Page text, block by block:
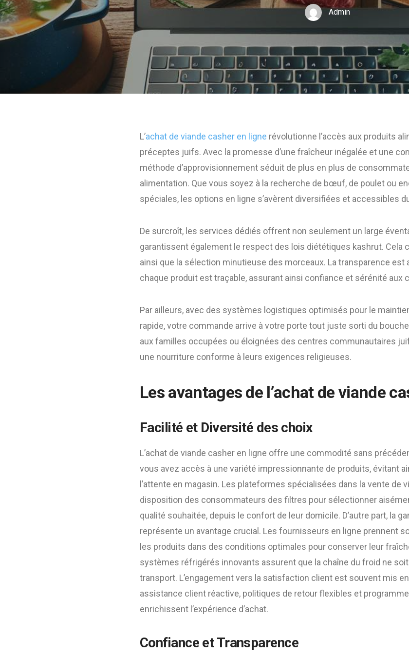
Admin
L’achat de viande casher en ligne révolutionne l’accès aux produits
préceptes juifs. Avec la promesse d’une fraîcheur inégalée et une
méthode d’approvisionnement séduit de plus en plus de
alimentation. Que vous soyez à la recherche de bœuf, de poulet ou
spéciales, les options en ligne s’avèrent diversifiées et accessibles
De surcroît, les services dédiés offrent non seulement un large
garantissent également le respect des lois diététiques kashrut. Cela
ainsi que la sélection minutieuse des morceaux. La transparence
chaque produit est traçable, assurant ainsi confiance et sérénité aux
Par ailleurs, avec des systèmes logistiques optimisés pour le
rapide, votre commande arrive à votre porte tout juste sorti du
aux familles occupées ou éloignées des centres communautaires
une nourriture conforme à leurs exigences religieuses.
Les avantages de l’achat de viande
Facilité et Diversité des choix
L’achat de viande casher en ligne offre une commodité sans
vous avez accès à une variété impressionnante de produits, évitant
l’attente en magasin. Les plateformes spécialisées dans la vente de
disposition des consommateurs des filtres pour sélectionner
qualité souhaitée, depuis le confort de leur domicile. D’autre part, la
représente un avantage crucial. Les fournisseurs en ligne prennent
les produits dans des conditions optimales pour conserver leur
systèmes réfrigérés innovants assurent que la chaîne du froid ne
transport. L’engagement vers la satisfaction client est souvent mis
assistance client réactive, politiques de retour flexibles et
enrichissent l’expérience d’achat.
Confiance et Transparence